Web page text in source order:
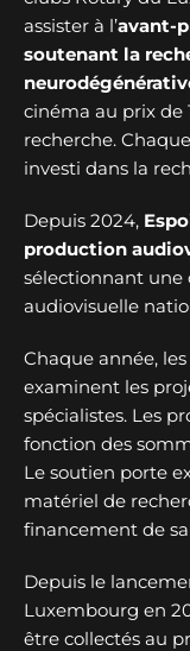
assister à l’avant-
soutenant la
cinéma au prix de
recherche.
investi dans la
Depuis 2024,
production
sélectionnant une
audiovisuelle
Chaque année,
examinent les
spécialistes. Les
fonction des
Le soutien porte
matériel de
financement de
Depuis le
Luxembourg en
être collectés au